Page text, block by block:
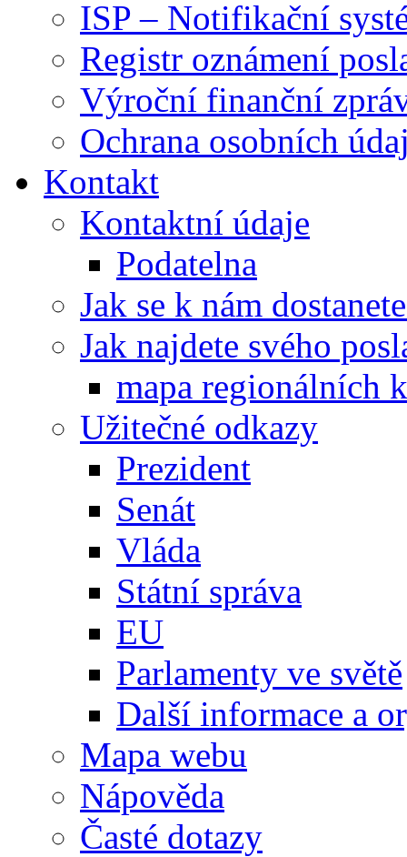
ISP – Notifikační
Registr oznámení
Výroční finanční
Ochrana osobních
Kontakt
Kontaktní údaje
Podatelna
Jak se k nám
Jak najdete svého
mapa regionálních
Užitečné odkazy
Prezident
Senát
Vláda
Státní správa
EU
Parlamenty ve světě
Další informace a
Mapa webu
Nápověda
Časté dotazy